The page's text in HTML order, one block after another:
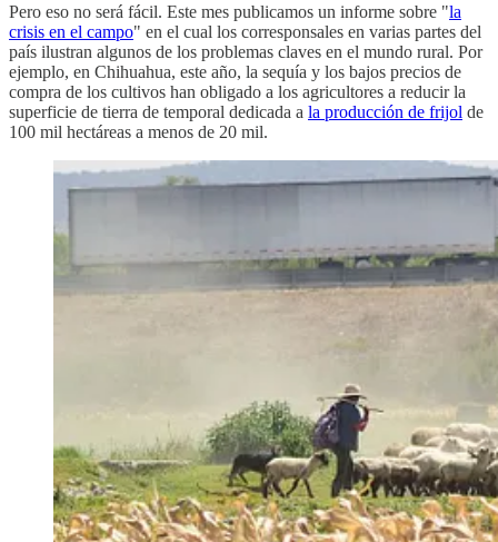
Pero eso no será fácil. Este mes publicamos un informe sobre "la
crisis en el campo" en el cual los corresponsales en varias partes del
país ilustran algunos de los problemas claves en el mundo rural. Por
ejemplo, en Chihuahua, este año, la sequía y los bajos precios de
compra de los cultivos han obligado a los agricultores a reducir la
superficie de tierra de temporal dedicada a la producción de frijol de
100 mil hectáreas a menos de 20 mil.